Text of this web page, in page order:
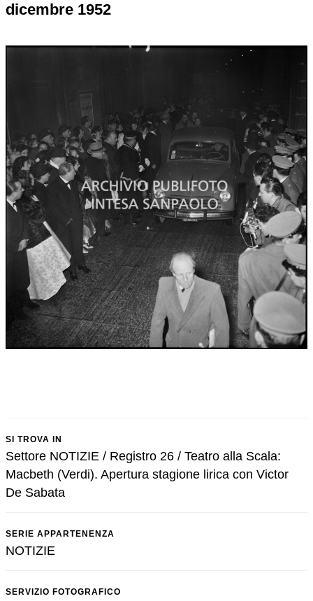
dicembre 1952
SI TROVA IN
Settore NOTIZIE / Registro 26 / Teatro alla Scala:
Macbeth (Verdi). Apertura stagione lirica con Victor
De Sabata
SERIE APPARTENENZA
NOTIZIE
SERVIZIO FOTOGRAFICO